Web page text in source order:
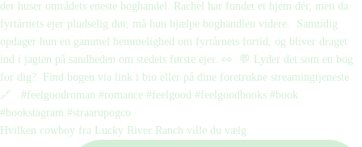
Hvilken cowboy fra Lucky River Ranch ville du vælg